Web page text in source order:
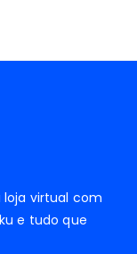
virtual com
e tudo que